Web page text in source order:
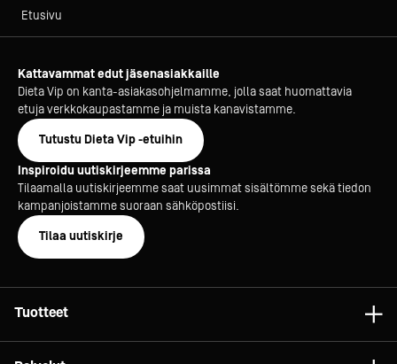
Etusivu
Kattavammat edut jäsenasiakkaille
Dieta Vip on kanta-asiakasohjelmamme, jolla saat huomattavia
etuja verkkokaupastamme ja muista kanavistamme.
Tutustu Dieta Vip -etuihin
Inspiroidu uutiskirjeemme parissa
Tilaamalla uutiskirjeemme saat uusimmat sisältömme sekä tiedon
kampanjoistamme suoraan sähköpostiisi.
Tilaa uutiskirje
Tuotteet